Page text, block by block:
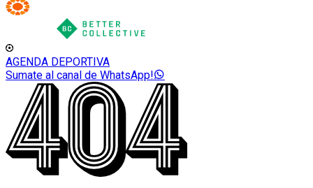
AGENDA DEPORTIVA
Sumate al canal de WhatsApp!